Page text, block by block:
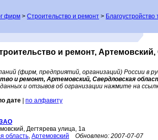
фирм > Строительство и ремонт > Благоустройство
и ремонт,
(фирм, предприятий, организаций) России в
и ремонт, Артемовский, Свердловская
и отзывов об огранизации нажмите на
дате по алфавиту
Дегтярева улица, 1а
область, Артемовский Обновлено: 2007-07-07